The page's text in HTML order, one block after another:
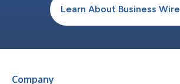
Learn About Business Wire
Company